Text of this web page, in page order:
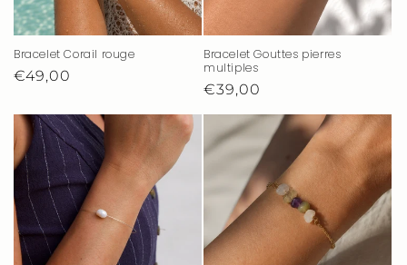
Bracelet Corail rouge
Prix
€49,00
Bracelet Gouttes pierres
multiples
Prix
habituel
€39,00